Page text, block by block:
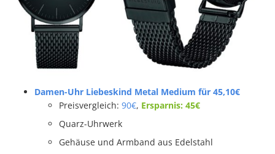
Damen-Uhr Liebeskind Metal Medium für 45,10€
Preisvergleich: 90€, Ersparnis: 45€
Quarz-Uhrwerk
Gehäuse und Armband aus Edelstahl